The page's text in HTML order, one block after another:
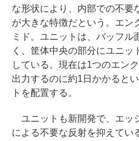
な形状により、内部での不要
が大きな特徴だという。エン
ミド。ユニットは、バッフル
く、筐体中央の部分にユニッ
している。現在は1つのエン
出力するのに約1日かかると
トを配置する。
ユニットも新開発で、エッ
による不要な反射を抑えてい